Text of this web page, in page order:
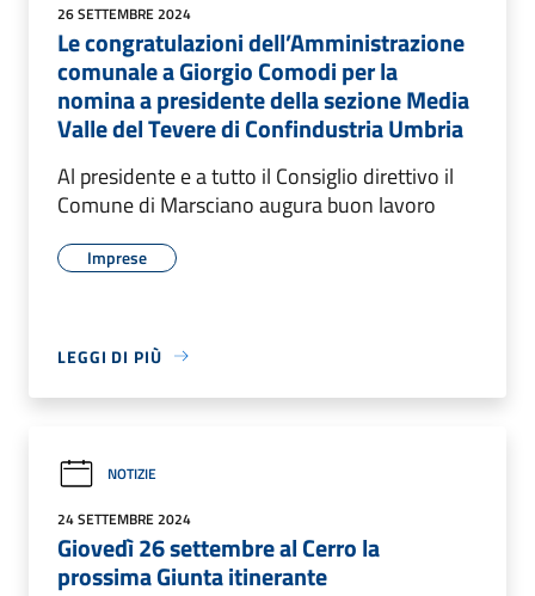
26 SETTEMBRE 2024
Le congratulazioni dell’Amministrazione
comunale a Giorgio Comodi per la
nomina a presidente della sezione Media
Valle del Tevere di Confindustria Umbria
Al presidente e a tutto il Consiglio direttivo il
Comune di Marsciano augura buon lavoro
Imprese
LEGGI DI PIÙ
NOTIZIE
24 SETTEMBRE 2024
Giovedì 26 settembre al Cerro la
prossima Giunta itinerante